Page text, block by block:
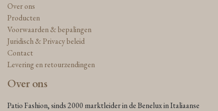
Over ons
Producten
Voorwaarden & bepalingen
Juridisch & Privacy beleid
Contact
Levering en retourzendingen
Over ons
Patio Fashion, sinds 2000 marktleider in de Benelux in Italiaanse